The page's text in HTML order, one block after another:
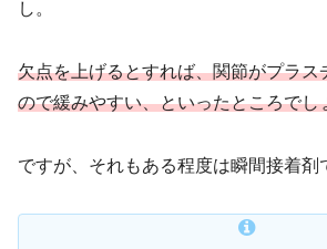
し。
欠点を上げるとすれば、関節がプラス
ので緩みやすい、といったところでし
ですが、それもある程度は瞬間接着剤